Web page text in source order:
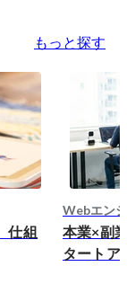
もっと探す
仕組
Webエン
本業×副
タートア